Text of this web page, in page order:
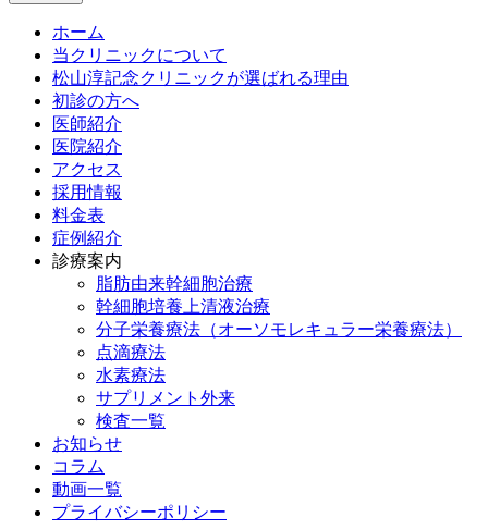
ホーム
当クリニックについて
松山淳記念クリニックが選ばれる理由
初診の方へ
医師紹介
医院紹介
アクセス
採用情報
料金表
症例紹介
診療案内
脂肪由来幹細胞治療
幹細胞培養上清液治療
分子栄養療法（オーソモレキュラー栄養療法）
点滴療法
水素療法
サプリメント外来
検査一覧
お知らせ
コラム
動画一覧
プライバシーポリシー